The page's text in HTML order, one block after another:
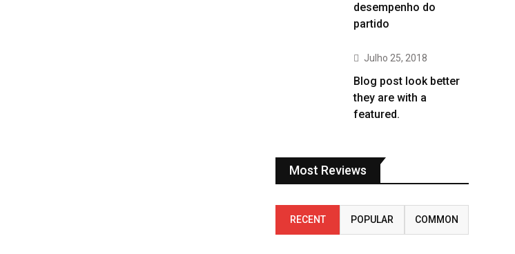
desempenho do
partido
Julho 25, 2018
Blog post look better
they are with a
featured.
Most Reviews
RECENT POPULAR COMMON